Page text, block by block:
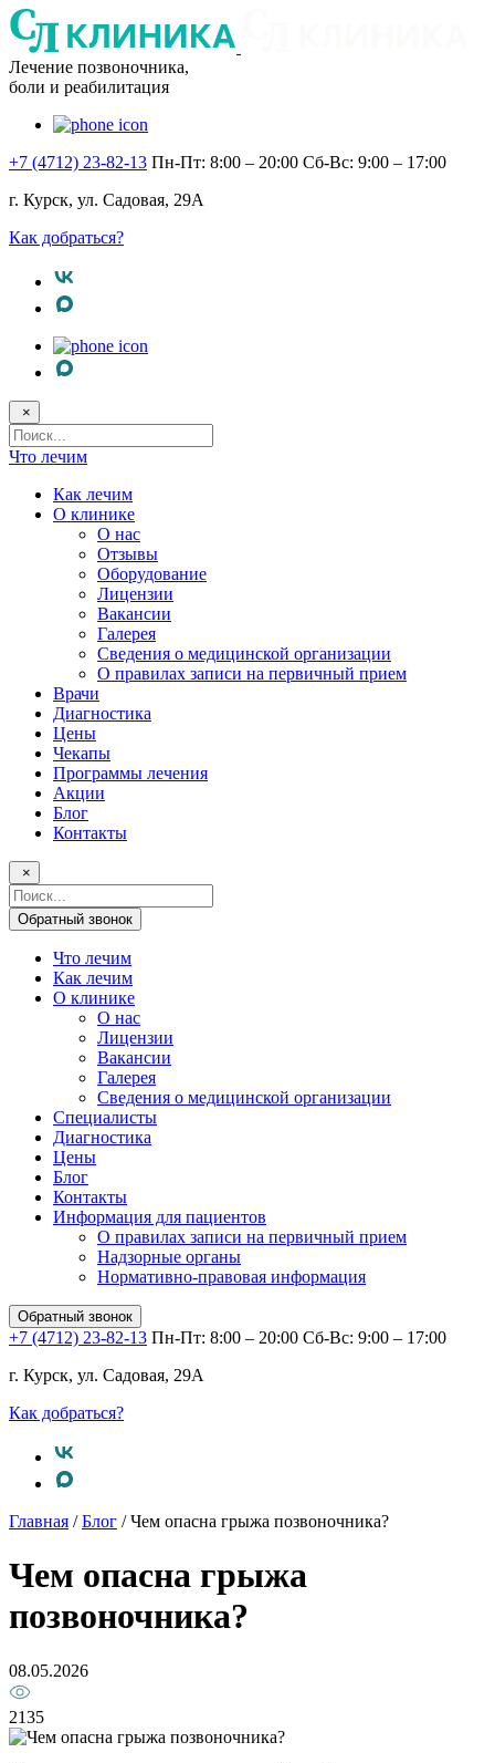
Лечение позвоночника,
боли и реабилитация
+7 (4712) 23-82-13 Пн-Пт: 8:00 – 20:00 Сб-Вс: 9:00 – 17:00
г. Курск, ул. Садовая, 29А
Как добраться?
×
Поисковый
запрос
Что лечим
Как лечим
О клинике
О нас
Отзывы
Оборудование
Лицензии
Вакансии
Галерея
Сведения о медицинской организации
О правилах записи на первичный прием
Врачи
Диагностика
Цены
Чекапы
Программы лечения
Акции
Блог
Контакты
×
Поисковый
запрос
Обратный звонок
Что лечим
Как лечим
О клинике
О нас
Лицензии
Вакансии
Галерея
Сведения о медицинской организации
Специалисты
Диагностика
Цены
Блог
Контакты
Информация для пациентов
О правилах записи на первичный прием
Надзорные органы
Нормативно-правовая информация
Обратный звонок
+7 (4712) 23-82-13 Пн-Пт: 8:00 – 20:00 Сб-Вс: 9:00 – 17:00
г. Курск, ул. Садовая, 29А
Как добраться?
Главная /Блог /Чем опасна грыжа позвоночника?
Чем опасна грыжа
позвоночника?
08.05.2026
2135